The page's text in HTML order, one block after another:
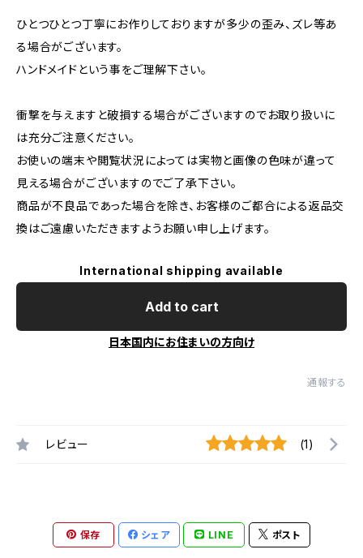
ひとつひとつ丁寧にお作りしておりますが多少の歪み、ズレ等あ
る場合がございます。
ハンドメイドという事をご理解下さい。
衝撃を与えますと破損する場合がございますのでお取り扱いに
は充分ご注意ください。
お使いの端末や閲覧状況によっては実物と画像の色味が違って
見える場合がございますのでご了承下さい。
商品が不良品であった場合を除き、お客様のご都合による返品交
換はご遠慮いただきますようお願い申し上げます。
International shipping available
Add to cart
日本国内にお住まいの方向け
通報する
レビュー (1)
保存 シェア LINE ポスト